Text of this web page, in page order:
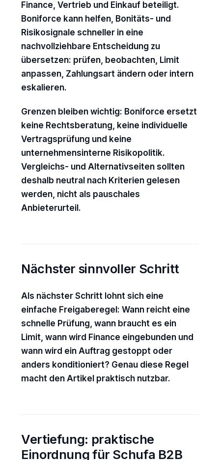
Finance, Vertrieb und Einkauf beteiligt.
Boniforce kann helfen, Bonitäts- und
Risikosignale schneller in eine
nachvollziehbare Entscheidung zu
übersetzen: prüfen, beobachten, Limit
anpassen, Zahlungsart ändern oder intern
eskalieren.
Grenzen bleiben wichtig: Boniforce ersetzt
keine Rechtsberatung, keine individuelle
Vertragsprüfung und keine
unternehmensinterne Risikopolitik.
Vergleichs- und Alternativseiten sollten
deshalb neutral nach Kriterien gelesen
werden, nicht als pauschales
Anbieterurteil.
Nächster sinnvoller Schritt
Als nächster Schritt lohnt sich eine
einfache Freigaberegel: Wann reicht eine
schnelle Prüfung, wann braucht es ein
Limit, wann wird Finance eingebunden und
wann wird ein Auftrag gestoppt oder
anders konditioniert? Genau diese Regel
macht den Artikel praktisch nutzbar.
Vertiefung: praktische
Einordnung für Schufa B2B